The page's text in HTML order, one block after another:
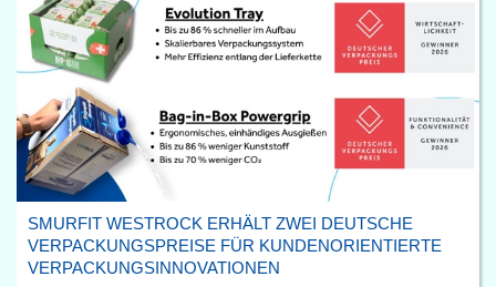
SMURFIT WESTROCK ERHÄLT ZWEI DEUTSCHE
VERPACKUNGSPREISE FÜR KUNDENORIENTIERTE
VERPACKUNGSINNOVATIONEN